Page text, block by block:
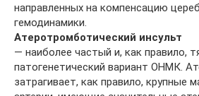
направленных на компенсацию
гемодинамики.
Атеротромботический инсульт
— наиболее частый и, как правило,
патогенетический вариант ОНМК.
затрагивает, как правило, крупные